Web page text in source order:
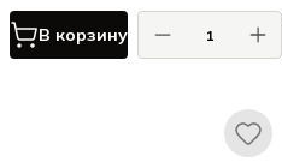
В корзину